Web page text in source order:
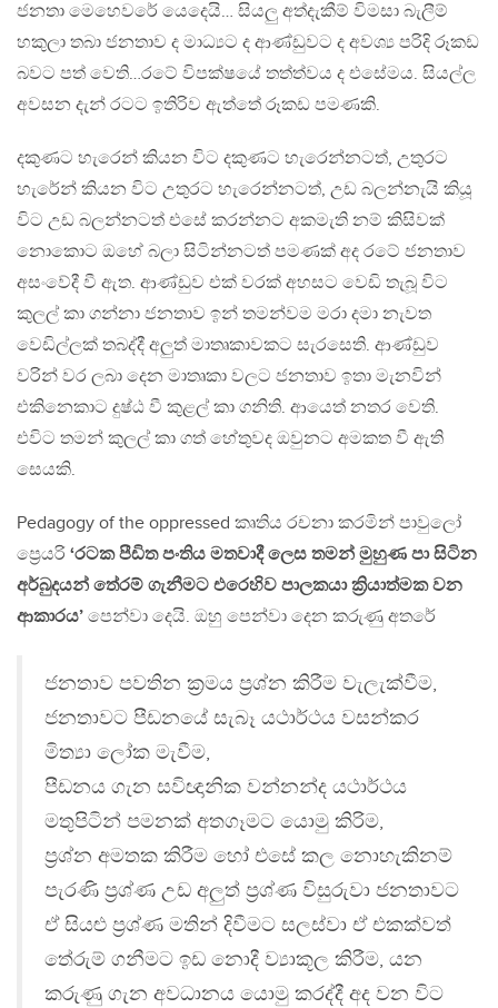
ජනතා මෙහෙවරේ යෙදෙයි… සියලු අත්දැකීම් විමසා බැලීම්
හකුලා තබා ජනතාව ද මාධ්‍යට ද ආණ්ඩුවට ද අවශ්‍ය පරිදි රූකඩ
බවට පත් වෙති…රටේ විපක්ෂයේ තත්ත්වය ද එසේමය. සියල්ල
අවසන දැන් රටට ඉතිරිව ඇත්තේ රූකඩ පමණකි.
දකුණට හැරෙන් කියන විට දකුණට හැරෙන්නටත්, උතුරට
හැරේන් කියන විට උතුරට හැරෙන්නටත්, උඩ බලන්නැයි කියූ
විට උඩ බලන්නටත් එසේ කරන්නට අකමැති නම් කිසිවක්
නොකොට ඔහේ බලා සිටින්නටත් පමණක් අද රටේ ජනතාව
අසංවේදී වී ඇත. ආණ්ඩුව එක් වරක් අහසට වෙඩි තැබූ විට
කුලල් කා ගන්නා ජනතාව ඉන් තමන්වම මරා දමා නැවත
වෙඩිල්ලක් තබද්දී අලුත් මාතෘකාවකට සැරසෙති. ආණ්ඩුව
වරින් වර ලබා දෙන මාතෘකා වලට ජනතාව ඉතා මැනවින්
එකිනෙකාට දුෂ්ඨ වී කුළල් කා ගනිති. ආයෙත් නතර වෙති.
එවිට තමන් කුලල් කා ගත් හේතුවද ඔවුනට අමකත වී ඇති
සෙයකි.
Pedagogy of the oppressed කෘතිය රචනා කරමින් පාවුලෝ
ප්‍රෙයරි ‘රටක පීඩිත පංතිය මතවාදී ලෙස තමන් මුහුණ පා සිටින
අර්බුදයන් තේරම් ගැනීමට එරෙහිව පාලකයා ක්‍රියාත්මක වන
ආකාරය’ පෙන්වා දෙයි. ඔහු පෙන්වා දෙන කරුණු අතරේ‍
ජනතාව පවතින ක්‍රමය ප්‍රශ්න කිරීම වැලැක්වීම,
ජනතාවට පීඩනයේ සැබෑ යථාර්ථය වසන්කර
මිත්‍යා ලෝක මැවීම,
පීඩනය ගැන සවිඥානික වන්නන්ද යථාර්ථය
මතුපිටින් පමනක් අතගෑමට යොමු කිරිම,
ප්‍රශ්න අමතක කිරීම හෝ එසේ කල නොහැකිනම්
පැරණි ප්‍රශ්ණ උඩ අලුත් ප්‍රශ්ණ විසුරුවා ජනතාවට
ඒ සියළු ප්‍රශ්ණ මතින් දිවීමට සලස්වා ඒ එකක්වත්
තේරුම් ගනීමට ඉඩ නොදී ව්‍යාකූල කිරීම, යන
කරුණු ගැන අවධානය යොමු කරද්දී අද වන විට